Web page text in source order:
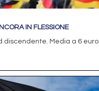
IN FLESSIONE
discendente. Media a 6 euro